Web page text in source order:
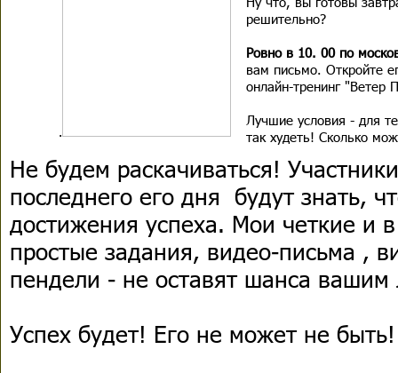
.
решительно?
Ровно в 10. 00 по
вам письмо. Откройте
онлайн-тренинг "Ветер
Лучшие условия - для
так худеть! Сколько
Не будем раскачиваться!
последнего его дня будут знать,
достижения успеха. Мои четкие и
простые задания, видео-письма ,
пендели - не оставят шанса
Успех будет! Его не может не быть!